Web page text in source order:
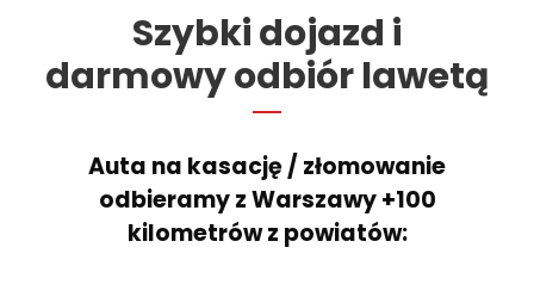
Szybki dojazd i
darmowy odbiór lawetą
Auta na kasację / złomowanie
odbieramy z Warszawy +100
kilometrów z powiatów: